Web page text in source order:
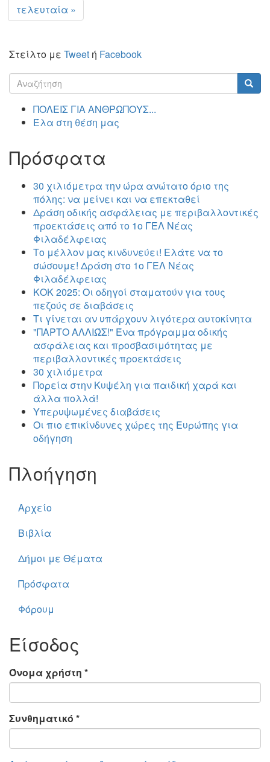
τελευταία »
Στείλτο με Tweet ή Facebook
Φόρμα
αναζήτησης
ΠΟΛΕΙΣ ΓΙΑ ΑΝΘΡΩΠΟΥΣ...
Έλα στη θέση μας
Πρόσφατα
30 χιλιόμετρα την ώρα ανώτατο όριο της
πόλης: να μείνει και να επεκταθεί
Δράση οδικής ασφάλειας με περιβαλλοντικές
προεκτάσεις από το 1ο ΓΕΛ Νέας
Φιλαδέλφειας
Το μέλλον μας κινδυνεύει! Ελάτε να το
σώσουμε! Δράση στο 1ο ΓΕΛ Νέας
Φιλαδέλφειας
ΚΟΚ 2025: Οι οδηγοί σταματούν για τους
πεζούς σε διαβάσεις
Τι γίνεται αν υπάρχουν λιγότερα αυτοκίνητα
"ΠΑΡΤΟ ΑΛΛΙΏΣ!" Ένα πρόγραμμα οδικής
ασφάλειας και προσβασιμότητας με
περιβαλλοντικές προεκτάσεις
30 χιλιόμετρα
Πορεία στην Κυψέλη για παιδική χαρά και
άλλα πολλά!
Υπερυψωμένες διαβάσεις
Οι πιο επικίνδυνες χώρες της Ευρώπης για
οδήγηση
Πλοήγηση
Αρχείο
Βιβλία
Δήμοι με Θέματα
Πρόσφατα
Φόρουμ
Είσοδος
Όνομα χρήστη *
Συνθηματικό *